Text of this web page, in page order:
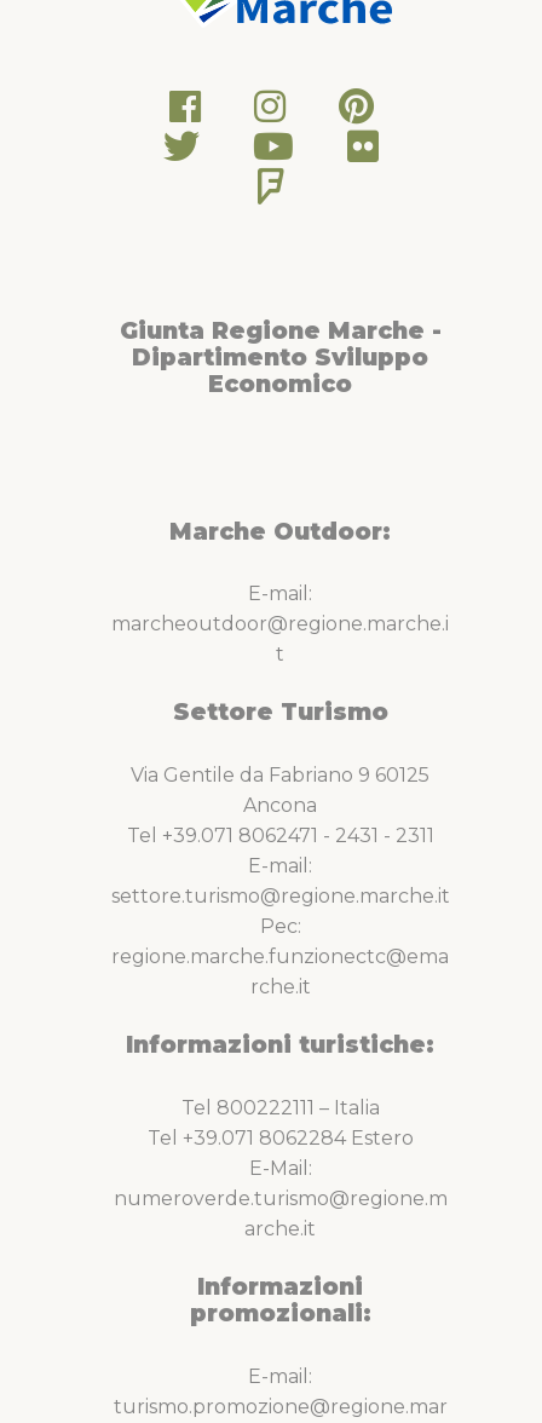
Giunta Regione Marche -
Dipartimento Sviluppo
Economico
Marche Outdoor:
E-mail:
marcheoutdoor@regione.marche.i
t
Settore Turismo
Via Gentile da Fabriano 9 60125
Ancona
Tel +39.071 8062471 - 2431 - 2311
E-mail:
settore.turismo@regione.marche.it
Pec:
regione.marche.funzionectc@ema
rche.it
Informazioni turistiche:
Tel 800222111 – Italia
Tel +39.071 8062284 Estero
E-Mail:
numeroverde.turismo@regione.m
arche.it
Informazioni
promozionali:
E-mail:
turismo.promozione@regione.mar